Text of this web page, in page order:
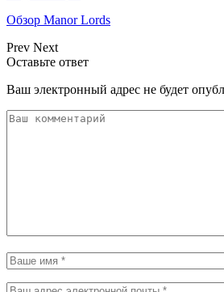
Обзор Manor Lords
Prev Next
Оставьте ответ
Ваш электронный адрес не будет